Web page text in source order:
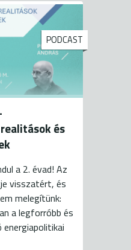
PODCAST
és
a 2. évad! Az
visszatért, és
melegítünk:
a legforróbb és